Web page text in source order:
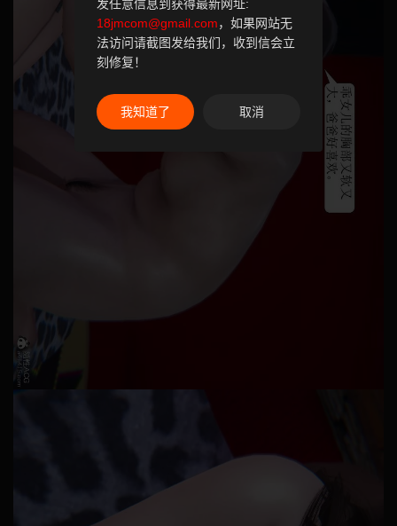
发任意信息到获得最新网址:
18jmcom@gmail.com，如果网站无
法访问请截图发给我们，收到信会立
刻修复！
我知道了 取消